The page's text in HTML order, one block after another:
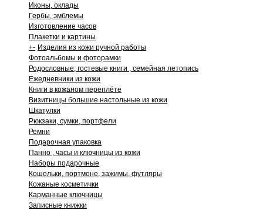
Иконы, оклады
Гербы, эмблемы
Изготовление часов
Плакетки и картины
+- Изделия из кожи ручной работы
Фотоальбомы и фоторамки
Родословные, гостевые книги , семейная летопись
Ежедневники из кожи
Книги в кожаном переплёте
Визитницы большие настольные из кожи
Шкатулки
Рюкзаки, сумки, портфели
Ремни
Подарочная упаковка
Панно , часы и ключницы из кожи
Наборы подарочные
Кошельки, портмоне, зажимы, футляры
Кожаные косметички
Карманные ключницы
Записные книжки